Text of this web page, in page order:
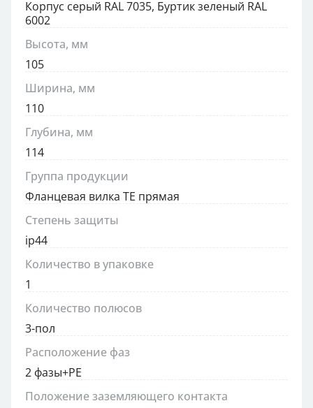
Корпус серый RAL 7035, Буртик зеленый RAL
6002
Высота, мм
105
Ширина, мм
110
Глубина, мм
114
Группа продукции
Фланцевая вилка TE прямая
Степень защиты
ip44
Количество в упаковке
1
Количество полюсов
3-пол
Расположение фаз
2 фазы+PE
Положение заземляющего контакта